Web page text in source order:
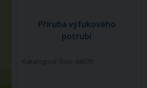
Příruba výfukového
potrubí
Katalogové číslo: 04070